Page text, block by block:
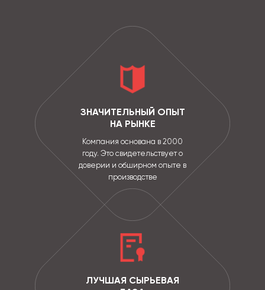
ЗНАЧИТЕЛЬНЫЙ ОПЫТ
НА РЫНКЕ
Компания основана в 2000
году. Это свидетельствует о
доверии и обширном опыте в
производстве
ЛУЧШАЯ СЫРЬЕВАЯ